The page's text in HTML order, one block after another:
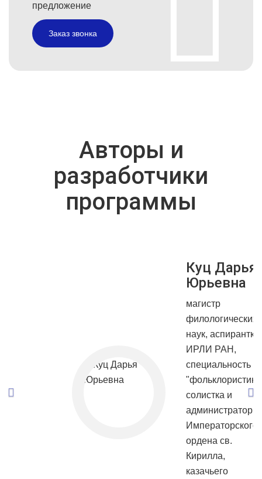
предложение
Заказ звонка
Авторы и
разработчики
программы
Куц Дарья
Юрьевна
магистр
филологических
наук, аспирантка
ИРЛИ РАН,
специальность
солистка и
администратор
Императорского,
ордена св.
Кирилла,
казачьего